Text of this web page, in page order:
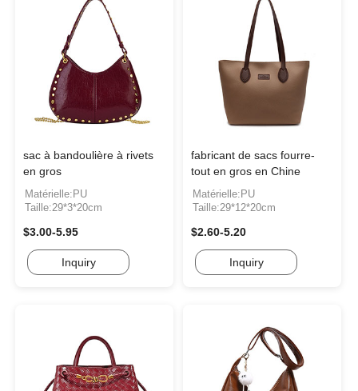
sac à bandoulière à rivets
en gros
Matérielle:PU
Taille:29*3*20cm
$3.00-5.95
Inquiry
fabricant de sacs fourre-
tout en gros en Chine
Matérielle:PU
Taille:29*12*20cm
$2.60-5.20
Inquiry